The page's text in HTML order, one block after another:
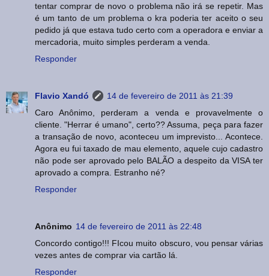
tentar comprar de novo o problema não irá se repetir. Mas
é um tanto de um problema o kra poderia ter aceito o seu
pedido já que estava tudo certo com a operadora e enviar a
mercadoria, muito simples perderam a venda.
Responder
Flavio Xandó
14 de fevereiro de 2011 às 21:39
Caro Anônimo, perderam a venda e provavelmente o
cliente. "Herrar é umano", certo?? Assuma, peça para fazer
a transação de novo, aconteceu um imprevisto... Acontece.
Agora eu fui taxado de mau elemento, aquele cujo cadastro
não pode ser aprovado pelo BALÃO a despeito da VISA ter
aprovado a compra. Estranho né?
Responder
Anônimo 14 de fevereiro de 2011 às 22:48
Concordo contigo!!! FIcou muito obscuro, vou pensar várias
vezes antes de comprar via cartão lá.
Responder